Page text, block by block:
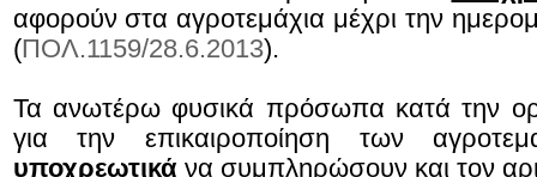
αφορούν στα αγροτεμάχια μέχρι την
(ΠΟΛ.1159/28.6.2013).
Τα ανωτέρω φυσικά πρόσωπα κατά την
για την επικαιροποίηση των
υποχρεωτικάνα συμπληρώσουν και τον